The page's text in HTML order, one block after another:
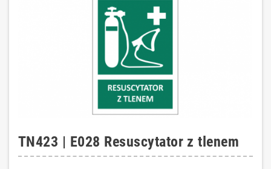
TN423 | E028 Resuscytator z tlenem